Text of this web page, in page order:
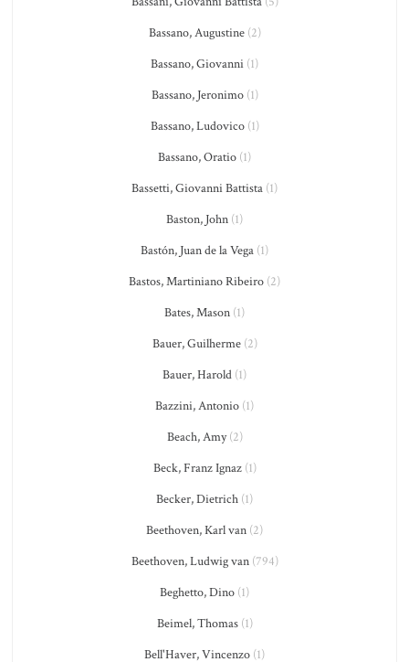
Bassano, Augustine(2)
Bassano, Giovanni (1)
Bassano, Jeronimo(1)
Bassano, Ludovico(1)
Bassano, Oratio (1)
Bassetti, Giovanni Battista (1)
Baston, John (1)
Bastón, Juan de la Vega (1)
Bastos, Martiniano Ribeiro (2)
Bates, Mason (1)
Bauer, Guilherme(2)
Bauer, Harold (1)
Bazzini, Antonio (1)
Beach, Amy(2)
Beck, Franz Ignaz(1)
Becker, Dietrich (1)
Beethoven, Karl van (2)
Beethoven, Ludwig van(794)
Beghetto, Dino (1)
Beimel, Thomas(1)
Bell'Haver, Vincenzo (1)